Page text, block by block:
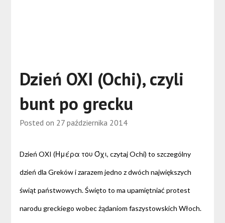
Dzień OXI (Ochi), czyli
bunt po grecku
Posted on 27 października 2014
Dzień OXI (Ημέρα του Όχι, czytaj Ochi) to szczególny
dzień dla Greków i zarazem jedno z dwóch największych
świąt państwowych. Święto to ma upamiętniać protest
narodu greckiego wobec żądaniom faszystowskich Włoch.